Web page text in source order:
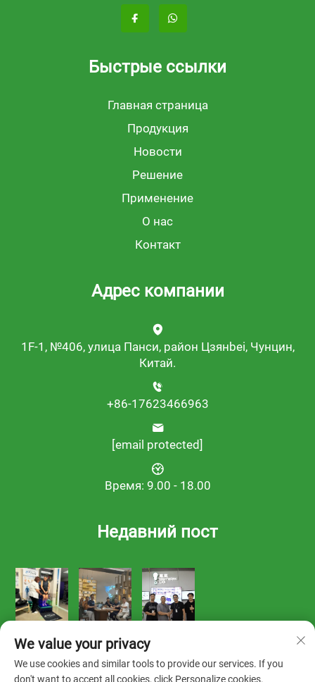
Быстрые ссылки
Главная страница
Продукция
Новости
Решение
Применение
О нас
Контакт
Адрес компании
1F-1, №406, улица Панси, район Цзянbei, Чунцин,
Китай.
+86-17623466963
[email protected]
Время: 9.00 - 18.00
Недавний пост
We value your privacy
We use cookies and similar tools to provide our services. If you
don't want to accept all cookies, click Personalize cookies.